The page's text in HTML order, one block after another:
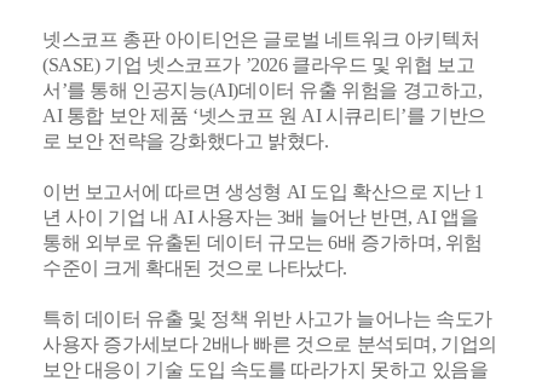
넷스코프 총판 아이티언은 글로벌 네트워크 아키텍처
(SASE) 기업 넷스코프가 ’2026 클라우드 및 위협 보고
서’를 통해 인공지능(AI)데이터 유출 위험을 경고하고,
AI 통합 보안 제품 ‘넷스코프 원 AI 시큐리티’를 기반으
로 보안 전략을 강화했다고 밝혔다.
이번 보고서에 따르면 생성형 AI 도입 확산으로 지난 1
년 사이 기업 내 AI 사용자는 3배 늘어난 반면, AI 앱을
통해 외부로 유출된 데이터 규모는 6배 증가하며, 위험
수준이 크게 확대된 것으로 나타났다.
특히 데이터 유출 및 정책 위반 사고가 늘어나는 속도가
사용자 증가세보다 2배나 빠른 것으로 분석되며, 기업의
보안 대응이 기술 도입 속도를 따라가지 못하고 있음을